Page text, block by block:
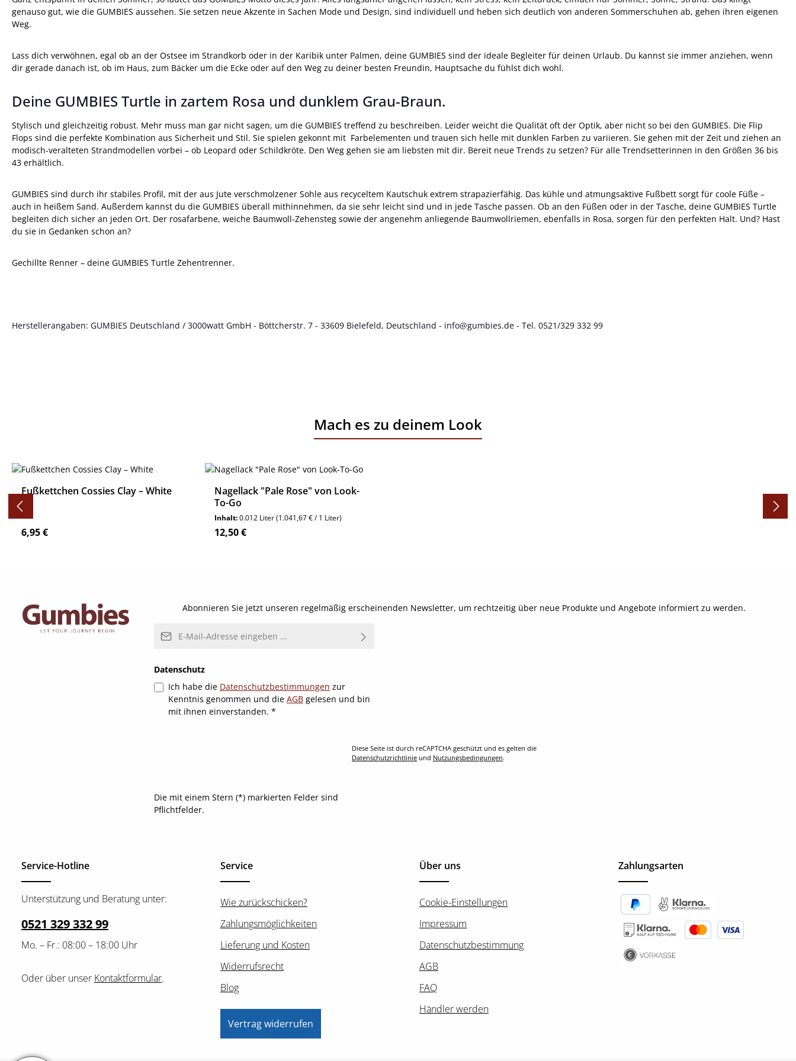
genauso gut, wie die GUMBIES aussehen. Sie setzen neue Akzente in Sachen Mode und Design, sind individuell und heben sich deutlich von anderen Sommerschuhen ab, gehen ihren eigenen
Weg.
Lass dich verwöhnen, egal ob an der Ostsee im Strandkorb oder in der Karibik unter Palmen, deine GUMBIES sind der ideale Begleiter für deinen Urlaub. Du kannst sie immer anziehen, wenn
dir gerade danach ist, ob im Haus, zum Bäcker um die Ecke oder auf den Weg zu deiner besten Freundin, Hauptsache du fühlst dich wohl.
Deine GUMBIES Turtle in zartem Rosa und dunklem Grau-Braun.
Stylisch und gleichzeitig robust. Mehr muss man gar nicht sagen, um die GUMBIES treffend zu beschreiben. Leider weicht die Qualität oft der Optik, aber nicht so bei den GUMBIES. Die Flip
Flops sind die perfekte Kombination aus Sicherheit und Stil. Sie spielen gekonnt mit Farbelementen und trauen sich helle mit dunklen Farben zu variieren. Sie gehen mit der Zeit und ziehen an
modisch-veralteten Strandmodellen vorbei – ob Leopard oder Schildkröte. Den Weg gehen sie am liebsten mit dir. Bereit neue Trends zu setzen? Für alle Trendsetterinnen in den Größen 36 bis
43 erhältlich.
GUMBIES sind durch ihr stabiles Profil, mit der aus Jute verschmolzener Sohle aus recyceltem Kautschuk extrem strapazierfähig. Das kühle und atmungsaktive Fußbett sorgt für coole Füße –
auch in heißem Sand. Außerdem kannst du die GUMBIES überall mithinnehmen, da sie sehr leicht sind und in jede Tasche passen. Ob an den Füßen oder in der Tasche, deine GUMBIES Turtle
begleiten dich sicher an jeden Ort. Der rosafarbene, weiche Baumwoll-Zehensteg sowie der angenehm anliegende Baumwollriemen, ebenfalls in Rosa, sorgen für den perfekten Halt. Und? Hast
du sie in Gedanken schon an?
Gechillte Renner – deine GUMBIES Turtle Zehentrenner.
Herstellerangaben: GUMBIES Deutschland / 3000watt GmbH - Böttcherstr. 7 - 33609 Bielefeld, Deutschland - info@gumbies.de - Tel. 0521/329 332 99
Mach es zu deinem Look
Produktgalerie überspringen
Fußkettchen Cossies Clay – White
Regulärer Preis:
6,95 €
Nagellack "Pale Rose" von Look-
To-Go
Inhalt:0.012 Liter(1.041,67 € / 1 Liter)
Regulärer Preis:
12,50 €
Abonnieren Sie jetzt unseren regelmäßig erscheinenden Newsletter, um rechtzeitig über neue Produkte und Angebote informiert zu werden.
E-Mail-Adresse*
Datenschutz
Ich habe die Datenschutzbestimmungen zur
Kenntnis genommen und die AGBgelesen und bin
mit ihnen einverstanden. *
Diese Seite ist durch reCAPTCHA geschützt und es gelten die
Datenschutzrichtlinieund Nutzungsbedingungen.
Die mit einem Stern (*) markierten Felder sind
Pflichtfelder.
Service-Hotline
Unterstützung und Beratung unter:
0521 329 332 99
Mo. – Fr.: 08:00 – 18:00 Uhr
Oder über unser Kontaktformular.
Service
Wie zurückschicken?
Zahlungsmöglichkeiten
Lieferung und Kosten
Widerrufsrecht
Blog
Vertrag widerrufen
Über uns
Cookie-Einstellungen
Impressum
Datenschutzbestimmung
AGB
FAQ
Händler werden
Zahlungsarten